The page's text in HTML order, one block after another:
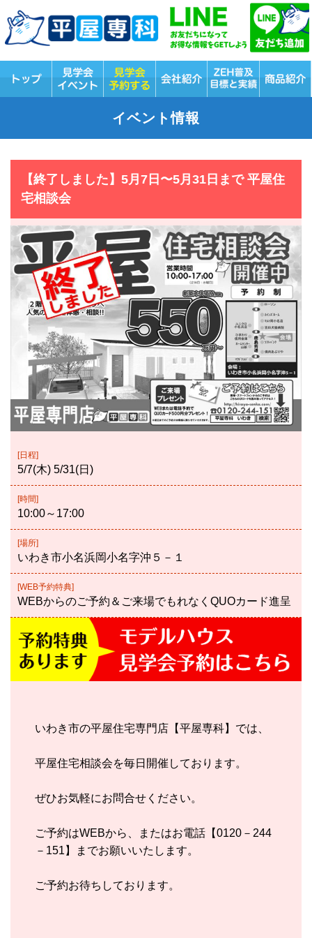
イベント情報
【終了しました】5月7日〜5月31日まで 平屋住
宅相談会
[日程]
5/7(木) 5/31(日)
[時間]
10:00～17:00
[場所]
いわき市小名浜岡小名字沖５－１
[WEB予約特典]
WEBからのご予約＆ご来場でもれなくQUOカード進呈
いわき市の平屋住宅専門店【平屋専科】では、
平屋住宅相談会を毎日開催しております。
ぜひお気軽にお問合せください。
ご予約はWEBから、またはお電話【0120－244
－151】までお願いいたします。
ご予約お待ちしております。